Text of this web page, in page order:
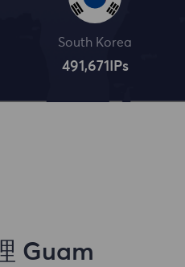
South Korea
491,672 IPs
Guam